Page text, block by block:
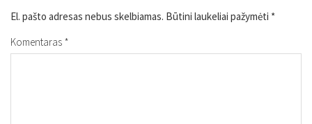
El. pašto adresas nebus skelbiamas. Būtini laukeliai pažymėti *
Komentaras *